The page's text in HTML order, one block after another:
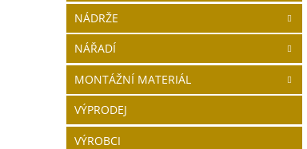
NÁDRŽE
NÁŘADÍ
MONTÁŽNÍ MATERIÁL
VÝPRODEJ
VÝROBCI